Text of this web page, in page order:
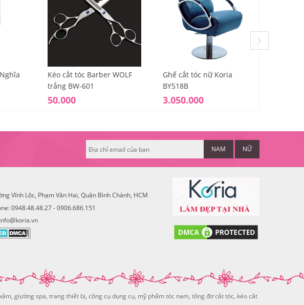
Kéo cắt tóc Barber WOLF
trắng BW-601
50.000
Ghế cắt tóc nữ Koria
BY518B
3.050.000
NAM NỮ
Vĩnh Lộc, Phạm Văn Hai, Quận Bình Chánh, HCM
0948.48.48.27-0906.686.151
info@koria.vn
giường spa, trang thiết bị, công cụ dụng cụ, mỹ phẩm tóc nam, tông đơ cắt tóc, kéo cắt